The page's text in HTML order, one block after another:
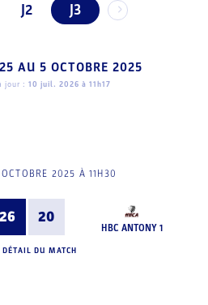
J2 J3
AU 5 OCTOBRE 2025
jour : 10 juil. 2026 à 11h17
2025 À 11H30
26 20
HBC ANTONY 1
DÉTAIL DU MATCH